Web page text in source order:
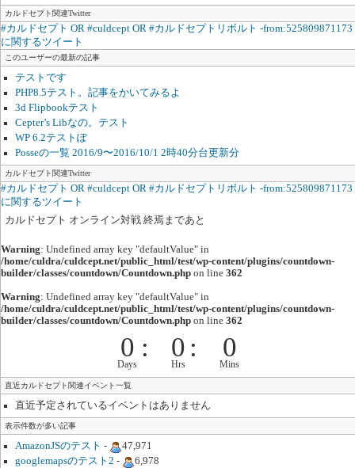
カルドセプト関連Twitter
#カルドセプト OR #culdcept OR #カルドセプトリボルト -from:525809871173
に関するツイート
このユーザーの最新の記事
テストです
PHP8.5テスト。記事をかいてみるよ
3d Flipbookテスト
Cepter’s Libなの。テスト
WP 6.2テストぽ
Posseの一覧 2016/9〜2016/10/1 2時40分台更新分
カルドセプト関連Twitter
#カルドセプト OR #culdcept OR #カルドセプトリボルト -from:525809871173
に関するツイート
カルドセプト オンライン対戦 終焉まであと
Warning: Undefined array key "defaultValue" in
/home/culdra/culdcept.net/public_html/test/wp-content/plugins/countdown-
builder/classes/countdown/Countdown.php on line 362
Warning: Undefined array key "defaultValue" in
/home/culdra/culdcept.net/public_html/test/wp-content/plugins/countdown-
builder/classes/countdown/Countdown.php on line 362
0
Days
: 0
Hrs
: 0
Mins
直近カルドセプト関連イベント一覧
直近予定されているイベントはありません
表示件数が多い記事
AmazonJSのテスト -
47,971
googlemapsのテスト2 -
6,978